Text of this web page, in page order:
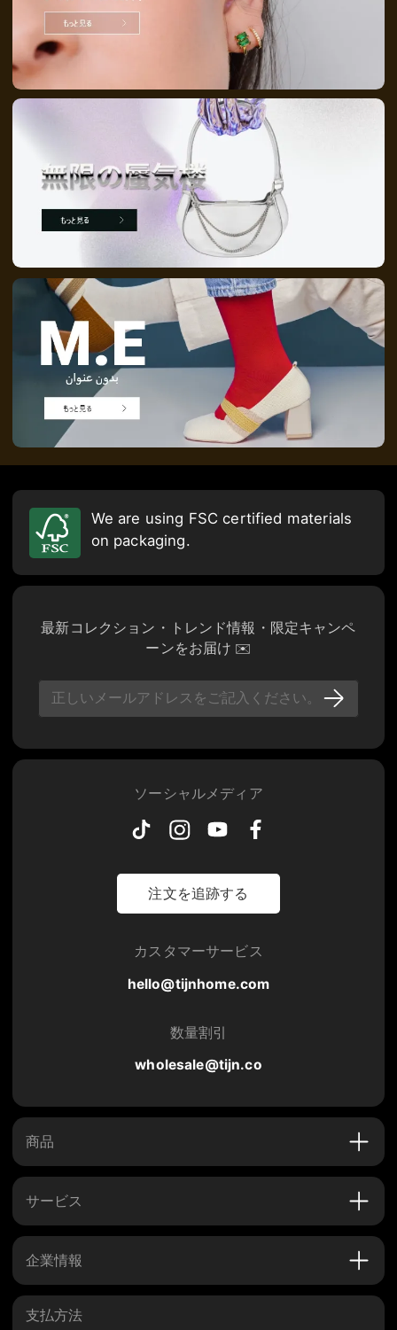
We are using FSC certified materials
on packaging.
最新コレクション・トレンド情報・限定キャンペ
ーンをお届け ✉️
ソーシャルメディア
注文を追跡する
カスタマーサービス
hello@tijnhome.com
数量割引
wholesale@tijn.co
商品
サービス
企業情報
支払方法